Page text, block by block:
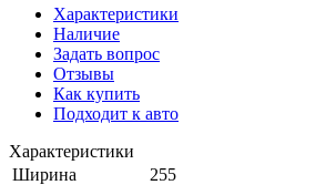
Характеристики
Наличие
Задать вопрос
Отзывы
Как купить
Подходит к авто
Характеристики
Ширина
255